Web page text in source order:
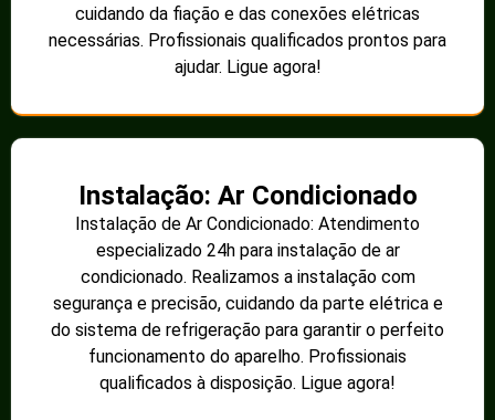
cuidando da fiação e das conexões elétricas
necessárias. Profissionais qualificados prontos para
ajudar. Ligue agora!
Instalação: Ar Condicionado
Instalação de Ar Condicionado: Atendimento
especializado 24h para instalação de ar
condicionado. Realizamos a instalação com
segurança e precisão, cuidando da parte elétrica e
do sistema de refrigeração para garantir o perfeito
funcionamento do aparelho. Profissionais
qualificados à disposição. Ligue agora!